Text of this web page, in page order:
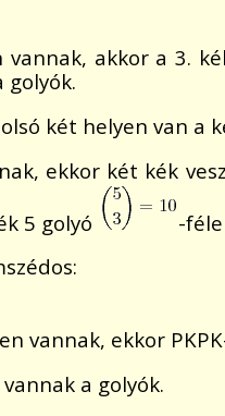
vannak, akkor a 3.
két helyen van
ekkor két kék
5 golyó
-
vannak, ekkor
a golyók.